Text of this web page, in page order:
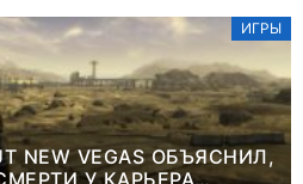
ИГРЫ
NEW VEGAS ОБЪЯСНИЛ,